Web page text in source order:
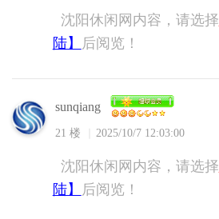
沈阳休闲网内容，请选择
陆】
后阅览！
sunqiang
21 楼 2025/10/7 12:03:00
沈阳休闲网内容，请选择
陆】
后阅览！